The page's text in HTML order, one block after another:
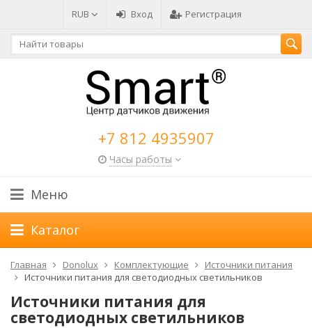
RUB Вход Регистрация
+7 812 4935907
Часы работы
Меню
Каталог
Главная Donolux Комплектующие
Источники питания
Источники питания для светодиодных светильников
Источники питания для
светодиодных светильников